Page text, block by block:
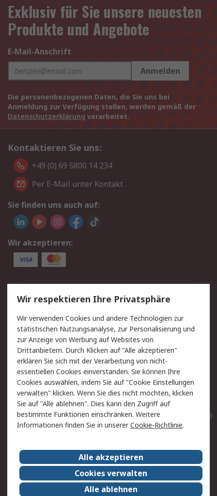
Exklusiv für Sie unsere neuesten
Produkte und Angebote
E-Mail-Anschrift
Anmelden
Die personenbezogenen Daten, die Sie uns bei
Anmeldung zur Verfügung stellen, werden gemäß der
Datenschutzerklärung verarbeitet.
Kontaktieren Sie uns:
+49 (0) 69 5800 14 234
Per E-Mail unter Kontakt
Sie finden uns auch auf:
Wir akzeptieren:
Service
Value Added Services
Lieferlösungen
Rücksendungen
Kontakt
Hilfe
Privatkunden
Rechtliches
AGB
Datenschutz
Cookie-Richtlinie
Zahlungsbedingungen
Copyright/Impressum
Entsorgung
Elektrogeräte/Batterien
RS weltweit
Karriere bei RS
Nachhaltigkeit
Qualität/Umwelt/ZertifikatePresse-Center
Wir respektieren Ihre Privatsphäre
Wir verwenden Cookies und andere Technologien zur
statistischen Nutzungsanalyse, zur Personalisierung und
zur Anzeige von Werbung auf Websites von
Drittanbietern. Durch Klicken auf "Alle akzeptieren"
erklären Sie sich mit der Verarbeitung von nicht-
essentiellen Cookies einverstanden. Sie können Ihre
Cookies auswählen, indem Sie auf "Cookie Einstellungen
verwalten" klicken. Wenn Sie dies nicht möchten, klicken
Sie auf "Alle ablehnen". Dies kann den Zugriff auf
bestimmte Funktionen einschränken. Weitere
Informationen finden Sie in unsererCookie-Richtlinie.
Alle akzeptieren
Cookies verwalten
Alle ablehnen